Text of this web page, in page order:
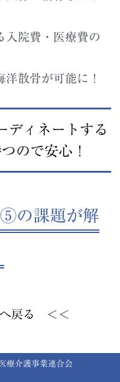
院費・医療費の
散骨が可能に！
ディネートする
ので安心！
の課題が解
戻る ＜＜
療介護事業連合会